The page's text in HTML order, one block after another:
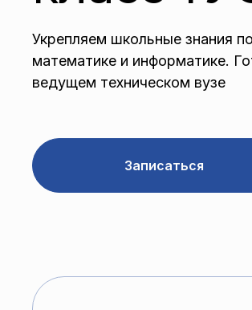
Укрепляем школьные знания
математике и информатике.
ведущем техническом вузе
Записаться